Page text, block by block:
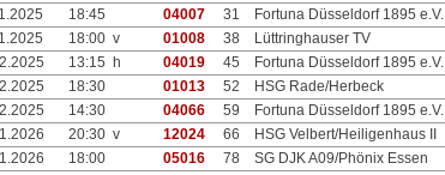
18:45 04007 31 Fortuna Düsseldorf 1895 e.V.
18:00 v 01008 38 Lüttringhauser TV
13:15 h 04019 45 Fortuna Düsseldorf 1895 e.V.
18:30 01013 52 HSG Rade/Herbeck
14:30 04066 59 Fortuna Düsseldorf 1895 e.V.
20:30 v 12024 66 HSG Velbert/Heiligenhaus II
18:00 05016 78 SG DJK A09/Phönix Essen